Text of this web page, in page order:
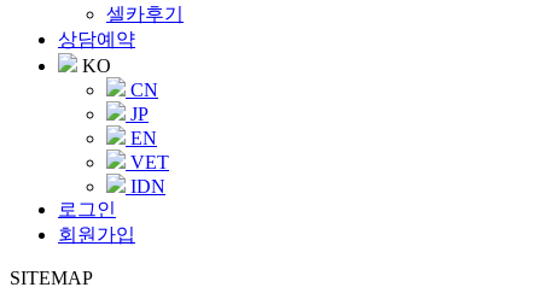
셀카후기
상담예약
KO
CN
JP
EN
VET
IDN
로그인
회원가입
SITEMAP